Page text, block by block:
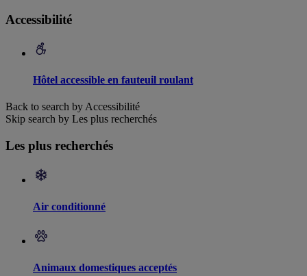
Accessibilité
Hôtel accessible en fauteuil roulant
Back to search by Accessibilité
Skip search by Les plus recherchés
Les plus recherchés
Air conditionné
Animaux domestiques acceptés